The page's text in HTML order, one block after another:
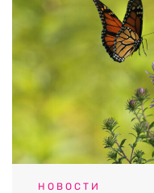
НОВОСТИ